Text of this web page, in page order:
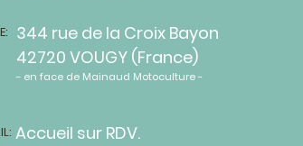
344 rue de la Croix Bayon
42720 VOUGY (France)
- en face de Mainaud Motoculture -
Accueil sur RDV.